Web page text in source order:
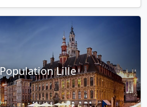
Population Lille